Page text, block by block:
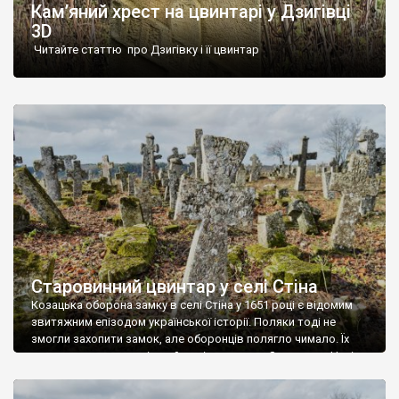
Кам’яний хрест на цвинтарі у Дзигівці
3D
Читайте статтю про Дзигівку і її цвинтар
Старовинний цвинтар у селі Стіна
Козацька оборона замку в селі Стіна у 1651 році є відомим
звитяжним епізодом української історії. Поляки тоді не
змогли захопити замок, але оборонців полягло чимало. Їх
поховали на цвинтарі, який тоді називався Замковим. Нині на
ньому чимало хрестів 19 століття, є такі, де епітафії стер […]